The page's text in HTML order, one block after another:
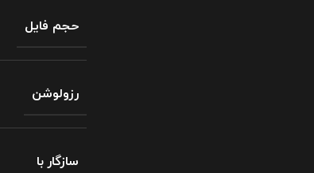
حجم فایل
رزولوشن
سازگار با